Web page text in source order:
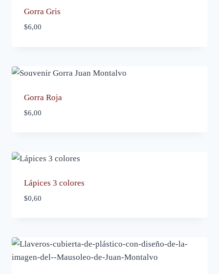
Gorra Gris
$6,00
Gorra Roja
$6,00
Lápices 3 colores
$0,60